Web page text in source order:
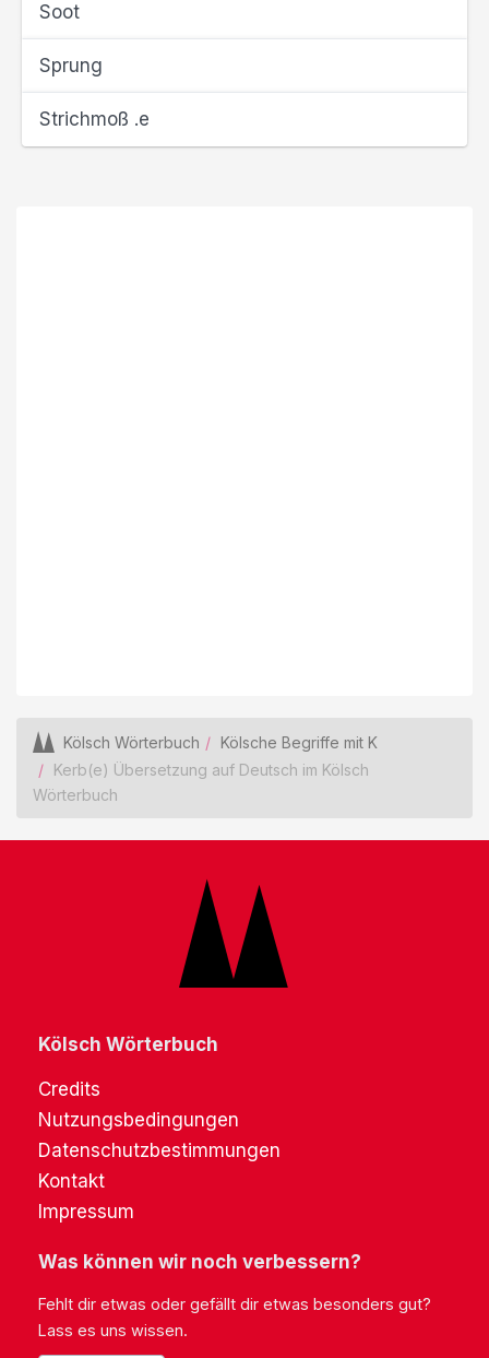
Soot
Sprung
Strichmoß .e
Kölsch Wörterbuch
Kölsche Begriffe mit K
Kerb(e) Übersetzung auf Deutsch im Kölsch
Wörterbuch
Kölsch Wörterbuch
Credits
Nutzungsbedingungen
Datenschutzbestimmungen
Kontakt
Impressum
Was können wir noch verbessern?
Fehlt dir etwas oder gefällt dir etwas besonders gut?
Lass es uns wissen.